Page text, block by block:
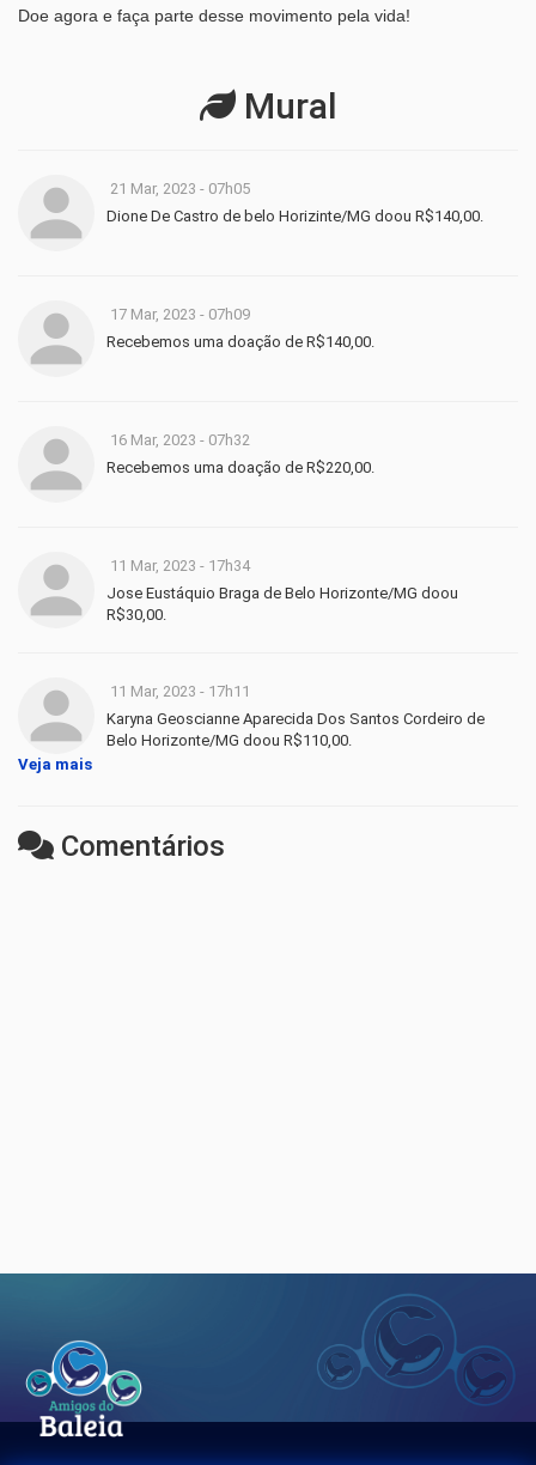
Doe agora e faça parte desse movimento pela vida!
Mural
21 Mar, 2023 - 07h05
Dione De Castro de belo Horizinte/MG doou R$140,00.
17 Mar, 2023 - 07h09
Recebemos uma doação de R$140,00.
16 Mar, 2023 - 07h32
Recebemos uma doação de R$220,00.
11 Mar, 2023 - 17h34
Jose Eustáquio Braga de Belo Horizonte/MG doou
R$30,00.
11 Mar, 2023 - 17h11
Karyna Geoscianne Aparecida Dos Santos Cordeiro de
Belo Horizonte/MG doou R$110,00.
Veja mais
Comentários